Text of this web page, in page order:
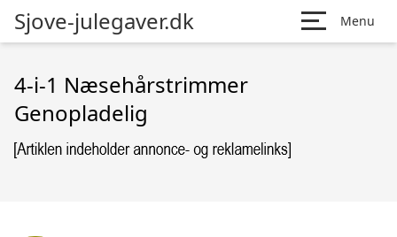
Sjove-julegaver.dk Menu
4-i-1 Næsehårstrimmer
Genopladelig